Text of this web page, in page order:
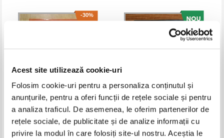
Acest site utilizează cookie-uri
Folosim cookie-uri pentru a personaliza conținutul și
anunțurile, pentru a oferi funcții de rețele sociale și pentru
a analiza traficul. De asemenea, le oferim partenerilor de
rețele sociale, de publicitate și de analize informații cu
privire la modul în care folosiți site-ul nostru. Aceștia le
-30%
Juan Rulfo - Campia in flacari
Bernard Cornwell - Cantecul
sabiei